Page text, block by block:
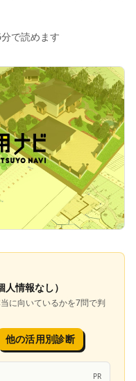
分で読めます
人情報なし）
当に向いているかを7問で判
他の活用別診断
PR